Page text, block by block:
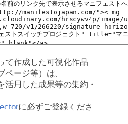
て作成した可視化作品
ページ等）は、
活用した成果等の集約・
に必ずご登録くださ